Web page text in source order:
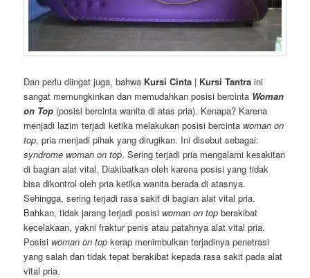
Dan perlu diingat juga, bahwa Kursi Cinta | Kursi Tantra ini
sangat memungkinkan dan memudahkan posisi bercinta Woman
on Top (posisi bercinta wanita di atas pria). Kenapa? Karena
menjadi lazim terjadi ketika melakukan posisi bercinta woman on
top, pria menjadi pihak yang dirugikan. Ini disebut sebagai:
syndrome woman on top. Sering terjadi pria mengalami kesakitan
di bagian alat vital. Diakibatkan oleh karena posisi yang tidak
bisa dikontrol oleh pria ketika wanita berada di atasnya.
Sehingga, sering terjadi rasa sakit di bagian alat vital pria.
Bahkan, tidak jarang terjadi posisi woman on top berakibat
kecelakaan, yakni fraktur penis atau patahnya alat vital pria.
Posisi woman on topkerap menimbulkan terjadinya penetrasi
yang salah dan tidak tepat berakibat kepada rasa sakit pada alat
vital pria.